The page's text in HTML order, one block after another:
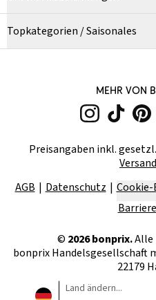
Topkategorien / Saisonales
MEHR VON
Preisangaben inkl.
AGB
Datenschutz
© 2026bonprix.Alle
bonprix Handelsgesellschaft
22179
Land ändern...